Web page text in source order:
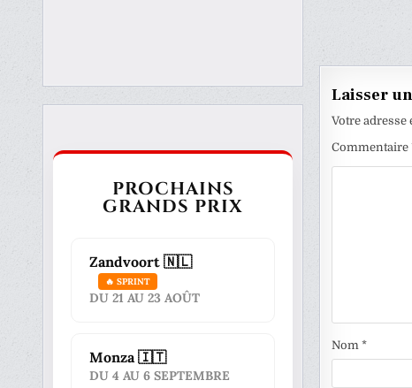
de
l’article
Laisser
Votre adresse
Commentaire
Nom *
PROCHAINS
GRANDS PRIX
Zandvoort 🇳🇱
🔥 SPRINT
DU 21 AU 23 AOÛT
Monza 🇮🇹
DU 4 AU 6 SEPTEMBRE